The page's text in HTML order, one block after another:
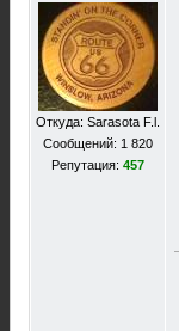
Откуда: Sarasota F.l.
Сообщений: 1 820
Репутация: 457